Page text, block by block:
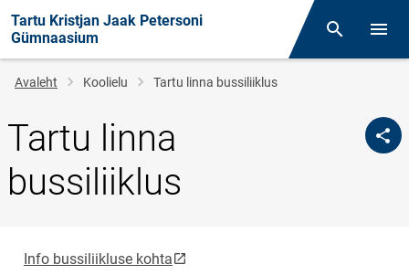
Tartu Kristjan Jaak Petersoni
Gümnaasium
Otsing
Leivapuru
Avaleht Koolielu Tartu linna bussiliiklus
Tartu linna
bussiliiklus
Info bussiliikluse kohtalink opens on new page